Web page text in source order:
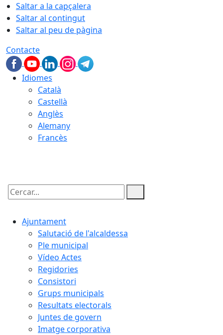
Saltar a la capçalera
Saltar al contingut
Saltar al peu de pàgina
Contacte
Idiomes
Català
Castellà
Anglès
Alemany
Francès
Cercar:
Ajuntament
Salutació de l'alcaldessa
Ple municipal
Vídeo Actes
Regidories
Consistori
Grups municipals
Resultats electorals
Juntes de govern
Imatge corporativa